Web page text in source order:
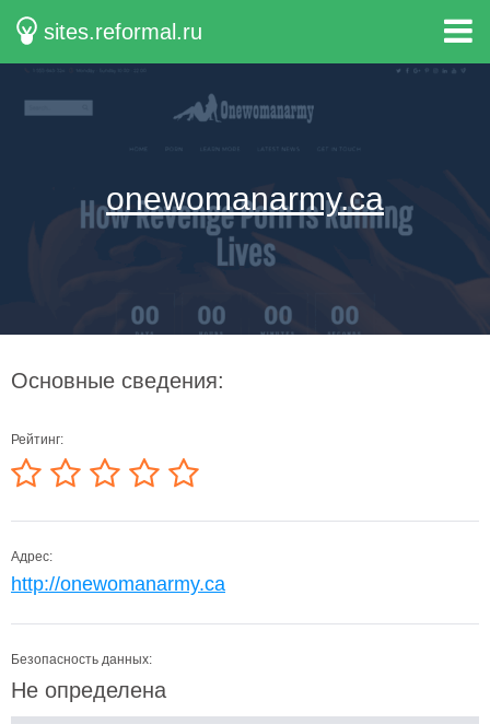
sites.reformal.ru
onewomanarmy.ca
Основные сведения:
Рейтинг:
Адрес:
http://onewomanarmy.ca
Безопасность данных:
Не определена